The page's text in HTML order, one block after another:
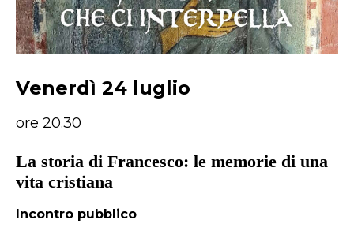
Venerdì 24 luglio
ore 20.30
La storia di Francesco: le memorie di una
vita cristiana
Incontro pubblico